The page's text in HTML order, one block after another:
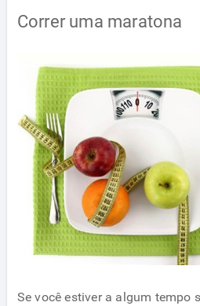
Correr uma maratona
Se você estiver a algum tempo